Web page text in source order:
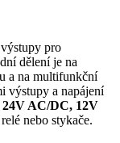
pro
dělení je na
a na multifunkční
výstupy a napájení
24V AC/DC, 12V
nebo stykače.